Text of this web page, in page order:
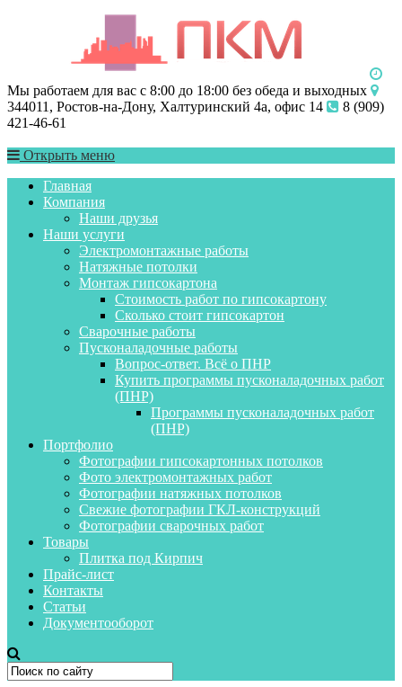
Мы работаем для вас с 8:00 до 18:00 без обеда и выходных
344011, Ростов-на-Дону, Халтуринский 4а, офис 14
8 (909)
421-46-61
Открыть меню
Главная
Компания
Наши друзья
Наши услуги
Электромонтажные работы
Натяжные потолки
Монтаж гипсокартона
Стоимость работ по гипсокартону
Сколько стоит гипсокартон
Сварочные работы
Пусконаладочные работы
Вопрос-ответ. Всё о ПНР
Купить программы пусконаладочных работ
(ПНР)
Программы пусконаладочных работ
(ПНР)
Портфолио
Фотографии гипсокартонных потолков
Фото электромонтажных работ
Фотографии натяжных потолков
Свежие фотографии ГКЛ-конструкций
Фотографии сварочных работ
Товары
Плитка под Кирпич
Прайс-лист
Контакты
Статьи
Документооборот